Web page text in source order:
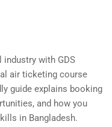
with GDS
air ticketing course
guide explains booking
and how you
in Bangladesh.